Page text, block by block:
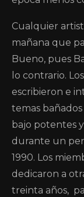
Cualquier
mañana que
Bueno, pues
lo contrario.
escribieron e
temas
bajo potentes
durante un
1990. Los
dedicaron a
treinta años,